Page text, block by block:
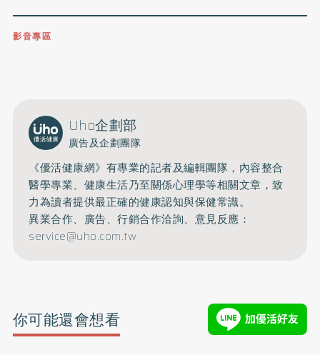
影音專區
Uho企劃部
廣告及企劃團隊
《優活健康網》有專業的記者及編輯團隊，內容整合
醫學專業、健康生活乃至關係心理學等相關文章，致
力為讀者提供最正確的健康認知與保健常識。
異業合作、廣告、行銷合作洽詢、意見反應：
service@uho.com.tw
你可能還會想看